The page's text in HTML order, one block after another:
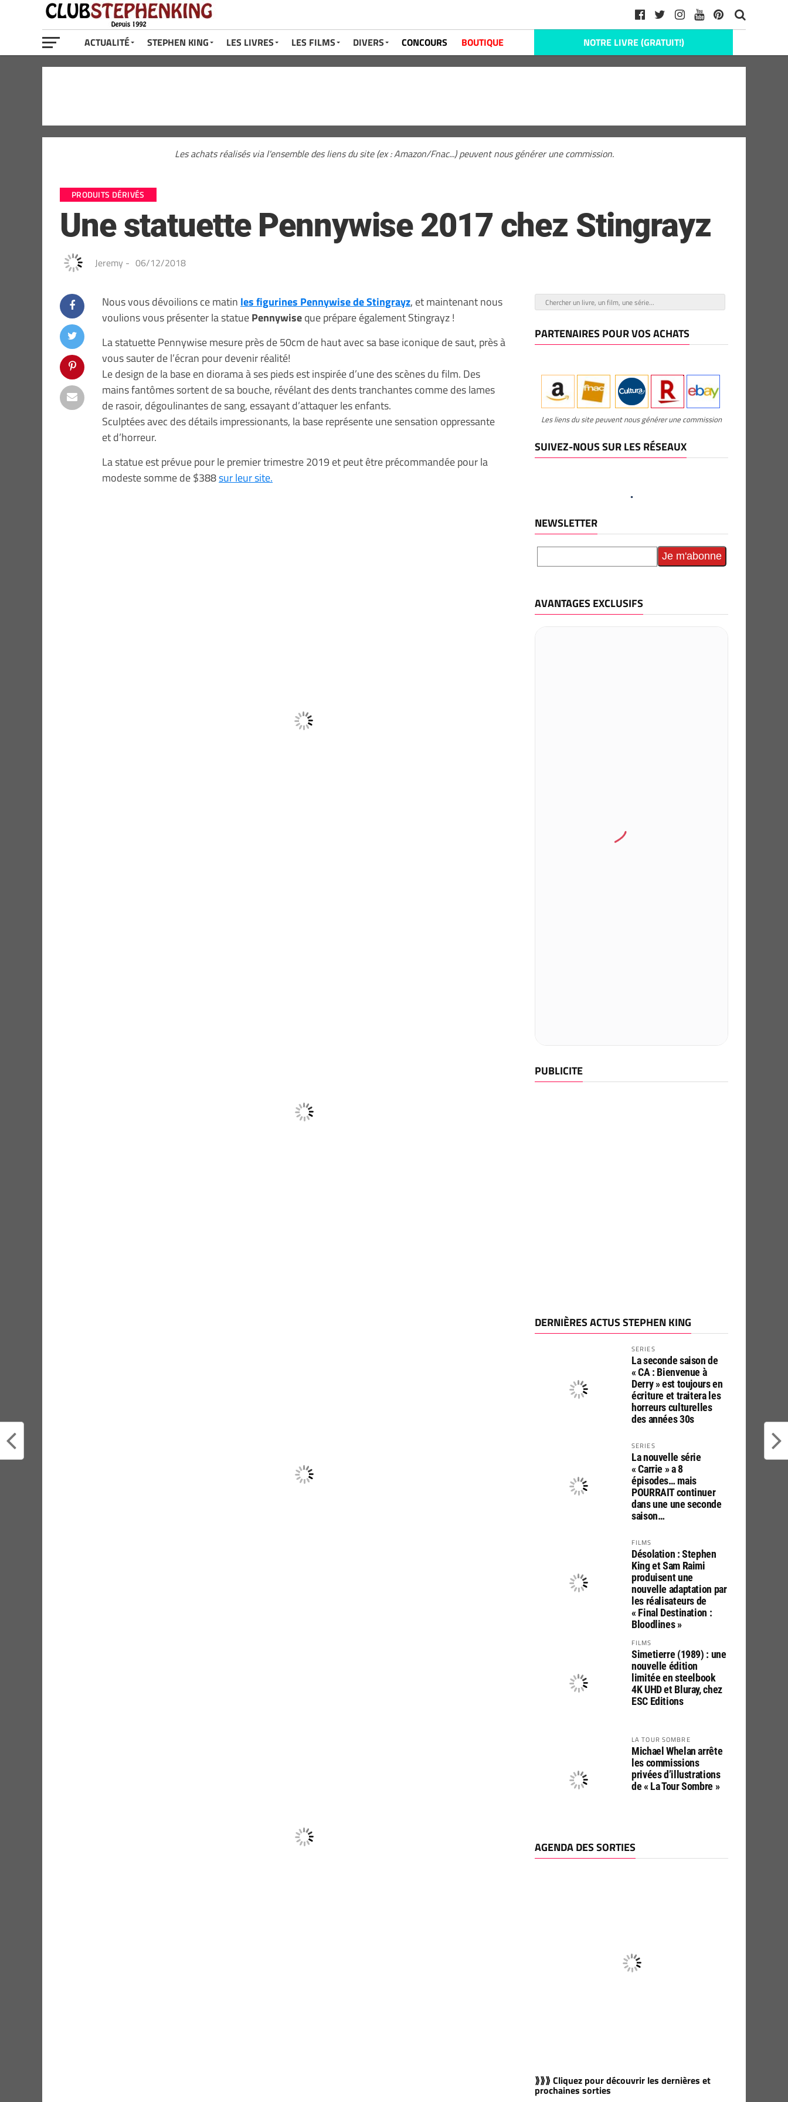
ACTUALITÉ STEPHEN KING LES LIVRES LES FILMS DIVERS CONCOURS BOUTIQUE NOTRE LIVRE (GRATUIT!)
Les achats réalisés via l'ensemble des liens du site (ex : Amazon/Fnac...) peuvent nous générer une commission.
PRODUITS DÉRIVÉS
Une statuette Pennywise 2017 chez Stingrayz
Jeremy - 06/12/2018
Nous vous dévoilions ce matin les figurines Pennywise de Stingrayz, et maintenant nous
voulions vous présenter la statuePennywiseque prépare également Stingrayz !
La statuette Pennywise mesure près de 50cm de haut avec sa base iconique de saut, près à
vous sauter de l’écran pour devenir réalité!
Le design de la base en diorama à ses pieds est inspirée d’une des scènes du film. Des
mains fantômes sortent de sa bouche, révélant des dents tranchantes comme des lames
de rasoir, dégoulinantes de sang, essayant d’attaquer les enfants.
Sculptées avec des détails impressionants, la base représente une sensation oppressante
et d’horreur.
La statue est prévue pour le premier trimestre 2019 et peut être précommandée pour la
modeste somme de $388sur leur site.
PARTENAIRES POUR VOS ACHATS
Les liens du site peuvent nous générer une commission
SUIVEZ-NOUS SUR LES RÉSEAUX
NEWSLETTER
AVANTAGES EXCLUSIFS
PUBLICITE
DERNIÈRES ACTUS STEPHEN KING
SERIES
La seconde saison de
« CA : Bienvenue à
Derry » est toujours en
écriture et traitera les
horreurs culturelles
des années 30s
SERIES
La nouvelle série
« Carrie » a 8
épisodes… mais
POURRAIT continuer
dans une une seconde
saison…
FILMS
Désolation : Stephen
King et Sam Raimi
produisent une
nouvelle adaptation par
les réalisateurs de
« Final Destination :
Bloodlines »
FILMS
Simetierre (1989) : une
nouvelle édition
limitée en steelbook
4K UHD et Bluray, chez
ESC Editions
LA TOUR SOMBRE
Michael Whelan arrête
les commissions
privées d’illustrations
de « La Tour Sombre »
AGENDA DES SORTIES
⟫⟫⟫ Cliquez pour découvrir les dernières et
prochaines sorties